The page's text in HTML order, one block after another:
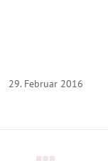
29. Februar 2016